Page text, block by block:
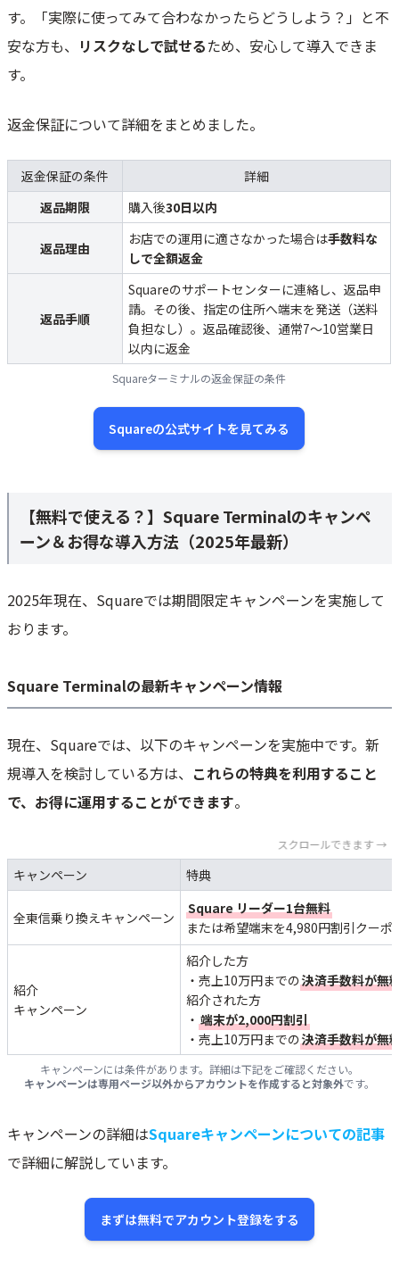
す。「実際に使ってみて合わなかったらどうしよう？」と不
安な方も、 リスクなしで試せるため、安心して導入できま
す。
返金保証について詳細をまとめました。
返金保証の条件
詳細
返品期限
購入後30日以内
返品理由
お店での運用に適さなかった場合は手数料な
しで全額返金
返品手順
Squareのサポートセンターに連絡し、返品申
請。その後、指定の住所へ端末を発送（送料
負担なし）。返品確認後、通常7〜10営業日
以内に返金
Squareターミナルの返金保証の条件
Squareの公式サイトを見てみる
【無料で使える？】Square Terminalのキャンペ
ーン＆お得な導入方法（2025年最新）
2025年現在、Squareでは期間限定キャンペーンを実施して
おります。
Square Terminalの最新キャンペーン情報
現在、Squareでは、以下のキャンペーンを実施中です。新
規導入を検討している方は、 これらの特典を利用すること
で、お得に運用することができます。
スクロールできます →
キャンペーン 特典
全東信乗り換えキャンペーン
Square リーダー1台無料
または希望端末を4,980円割引クーポ
紹介
キャンペーン
紹介した方
・売上10万円までの決済手数料が無
紹介された方
・ 端末が2,000円割引
・売上10万円までの決済手数料が無
キャンペーンには条件があります。詳細は下記をご確認ください。
キャンペーンは専用ページ以外からアカウントを作成すると対象外です。
キャンペーンの詳細はSquareキャンペーンについての記事
で詳細に解説しています。
まずは無料でアカウント登録をする